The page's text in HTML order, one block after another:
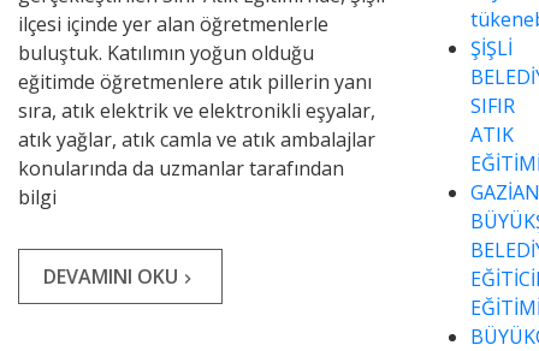
ilçesi içinde yer alan öğretmenlerle
buluştuk. Katılımın yoğun olduğu
eğitimde öğretmenlere atık pillerin yanı
sıra, atık elektrik ve elektronikli eşyalar,
atık yağlar, atık camla ve atık ambalajlar
konularında da uzmanlar tarafından
bilgi
DEVAMINI OKU navigate_next
ŞİŞLİ
SIFIR
ATIK